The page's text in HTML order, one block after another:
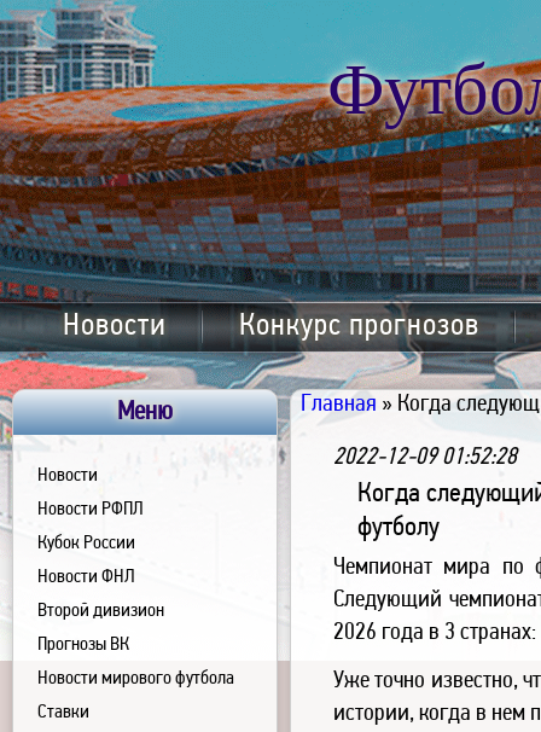
Новости Конкурс прогнозов
Главная » Когда
2022-12-09 01:52:28
Когда
футболу
Чемпионат мира по
Следующий
2026 года в 3
Уже точно известно,
истории, когда в нем
Меню
Новости
Новости РФПЛ
Кубок России
Новости ФНЛ
Второй дивизион
Прогнозы ВК
Новости мирового футбола
Ставки